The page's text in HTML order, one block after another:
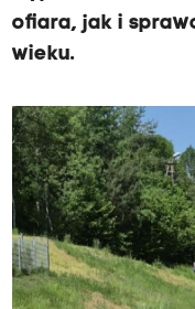
ofiara, jak i
wieku.